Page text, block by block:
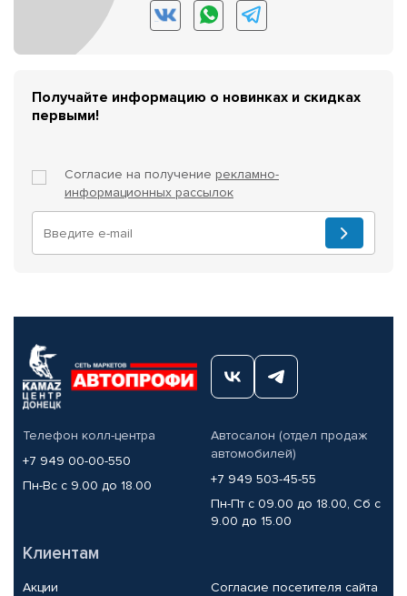
Получайте информацию о новинках и скидках
первыми!
Согласие на получение рекламно-
информационных рассылок
Телефон колл-центра
+7 949 00-00-550
Пн-Вс с 9.00 до 18.00
Автосалон (отдел продаж
автомобилей)
+7 949 503-45-55
Пн-Пт с 09.00 до 18.00, Сб с
9.00 до 15.00
Клиентам
Акции
Согласие посетителя сайта